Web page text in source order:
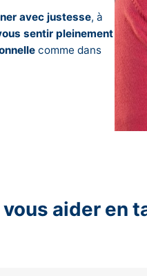
avec justesse, à
sentir pleinement
comme dans
aider en